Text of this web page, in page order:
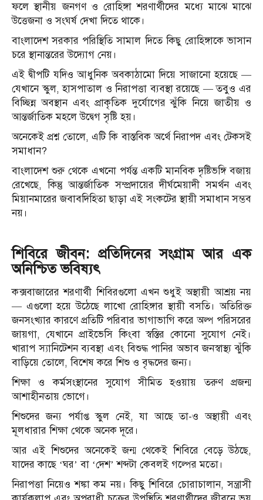
ফলে স্থানীয় জনগণ ও রোহিঙ্গা শরণার্থীদের মধ্যে মাঝে মাঝে
উত্তেজনা ও সংঘর্ষ দেখা দিতে থাকে।
বাংলাদেশ সরকার পরিস্থিতি সামাল দিতে কিছু রোহিঙ্গাকে ভাসান
চরে স্থানান্তরের উদ্যোগ নেয়।
এই দ্বীপটি যদিও আধুনিক অবকাঠামো দিয়ে সাজানো হয়েছে —
যেখানে স্কুল, হাসপাতাল ও নিরাপত্তা ব্যবস্থা রয়েছে — তবুও এর
বিচ্ছিন্ন অবস্থান এবং প্রাকৃতিক দুর্যোগের ঝুঁকি নিয়ে জাতীয় ও
আন্তর্জাতিক মহলে উদ্বেগ সৃষ্টি হয়।
অনেকেই প্রশ্ন তোলে, এটি কি বাস্তবিক অর্থে নিরাপদ এবং টেকসই
সমাধান?
বাংলাদেশ শুরু থেকে এখনো পর্যন্ত একটি মানবিক দৃষ্টিভঙ্গি বজায়
রেখেছে, কিন্তু আন্তর্জাতিক সম্প্রদায়ের দীর্ঘমেয়াদী সমর্থন এবং
মিয়ানমারের জবাবদিহিতা ছাড়া এই সংকটের স্থায়ী সমাধান সম্ভব
নয়।
শিবিরে জীবন: প্রতিদিনের সংগ্রাম আর এক
অনিশ্চিত ভবিষ্যৎ
কক্সবাজারের শরণার্থী শিবিরগুলো এখন শুধুই অস্থায়ী আশ্রয় নয়
— এগুলো হয়ে উঠেছে লাখো রোহিঙ্গার স্থায়ী বসতি। অতিরিক্ত
জনসংখ্যার কারণে প্রতিটি পরিবার ভাগাভাগি করে অল্প পরিসরের
জায়গা, যেখানে প্রাইভেসি কিংবা স্বস্তির কোনো সুযোগ নেই।
খারাপ স্যানিটেশন ব্যবস্থা এবং বিশুদ্ধ পানির অভাব জনস্বাস্থ্য ঝুঁকি
বাড়িয়ে তোলে, বিশেষ করে শিশু ও বৃদ্ধদের জন্য।
শিক্ষা ও কর্মসংস্থানের সুযোগ সীমিত হওয়ায় তরুণ প্রজন্ম
আশাহীনতায় ভোগে।
শিশুদের জন্য পর্যাপ্ত স্কুল নেই, যা আছে তা-ও অস্থায়ী এবং
মূলধারার শিক্ষা থেকে অনেক দূরে।
আর এই শিশুদের অনেকেই জন্ম থেকেই শিবিরে বেড়ে উঠছে,
যাদের কাছে ‘ঘর’ বা ‘দেশ’ শব্দটা কেবলই গল্পের মতো।
নিরাপত্তা নিয়েও শঙ্কা কম নয়। কিছু শিবিরে চোরাচালান, সন্ত্রাসী